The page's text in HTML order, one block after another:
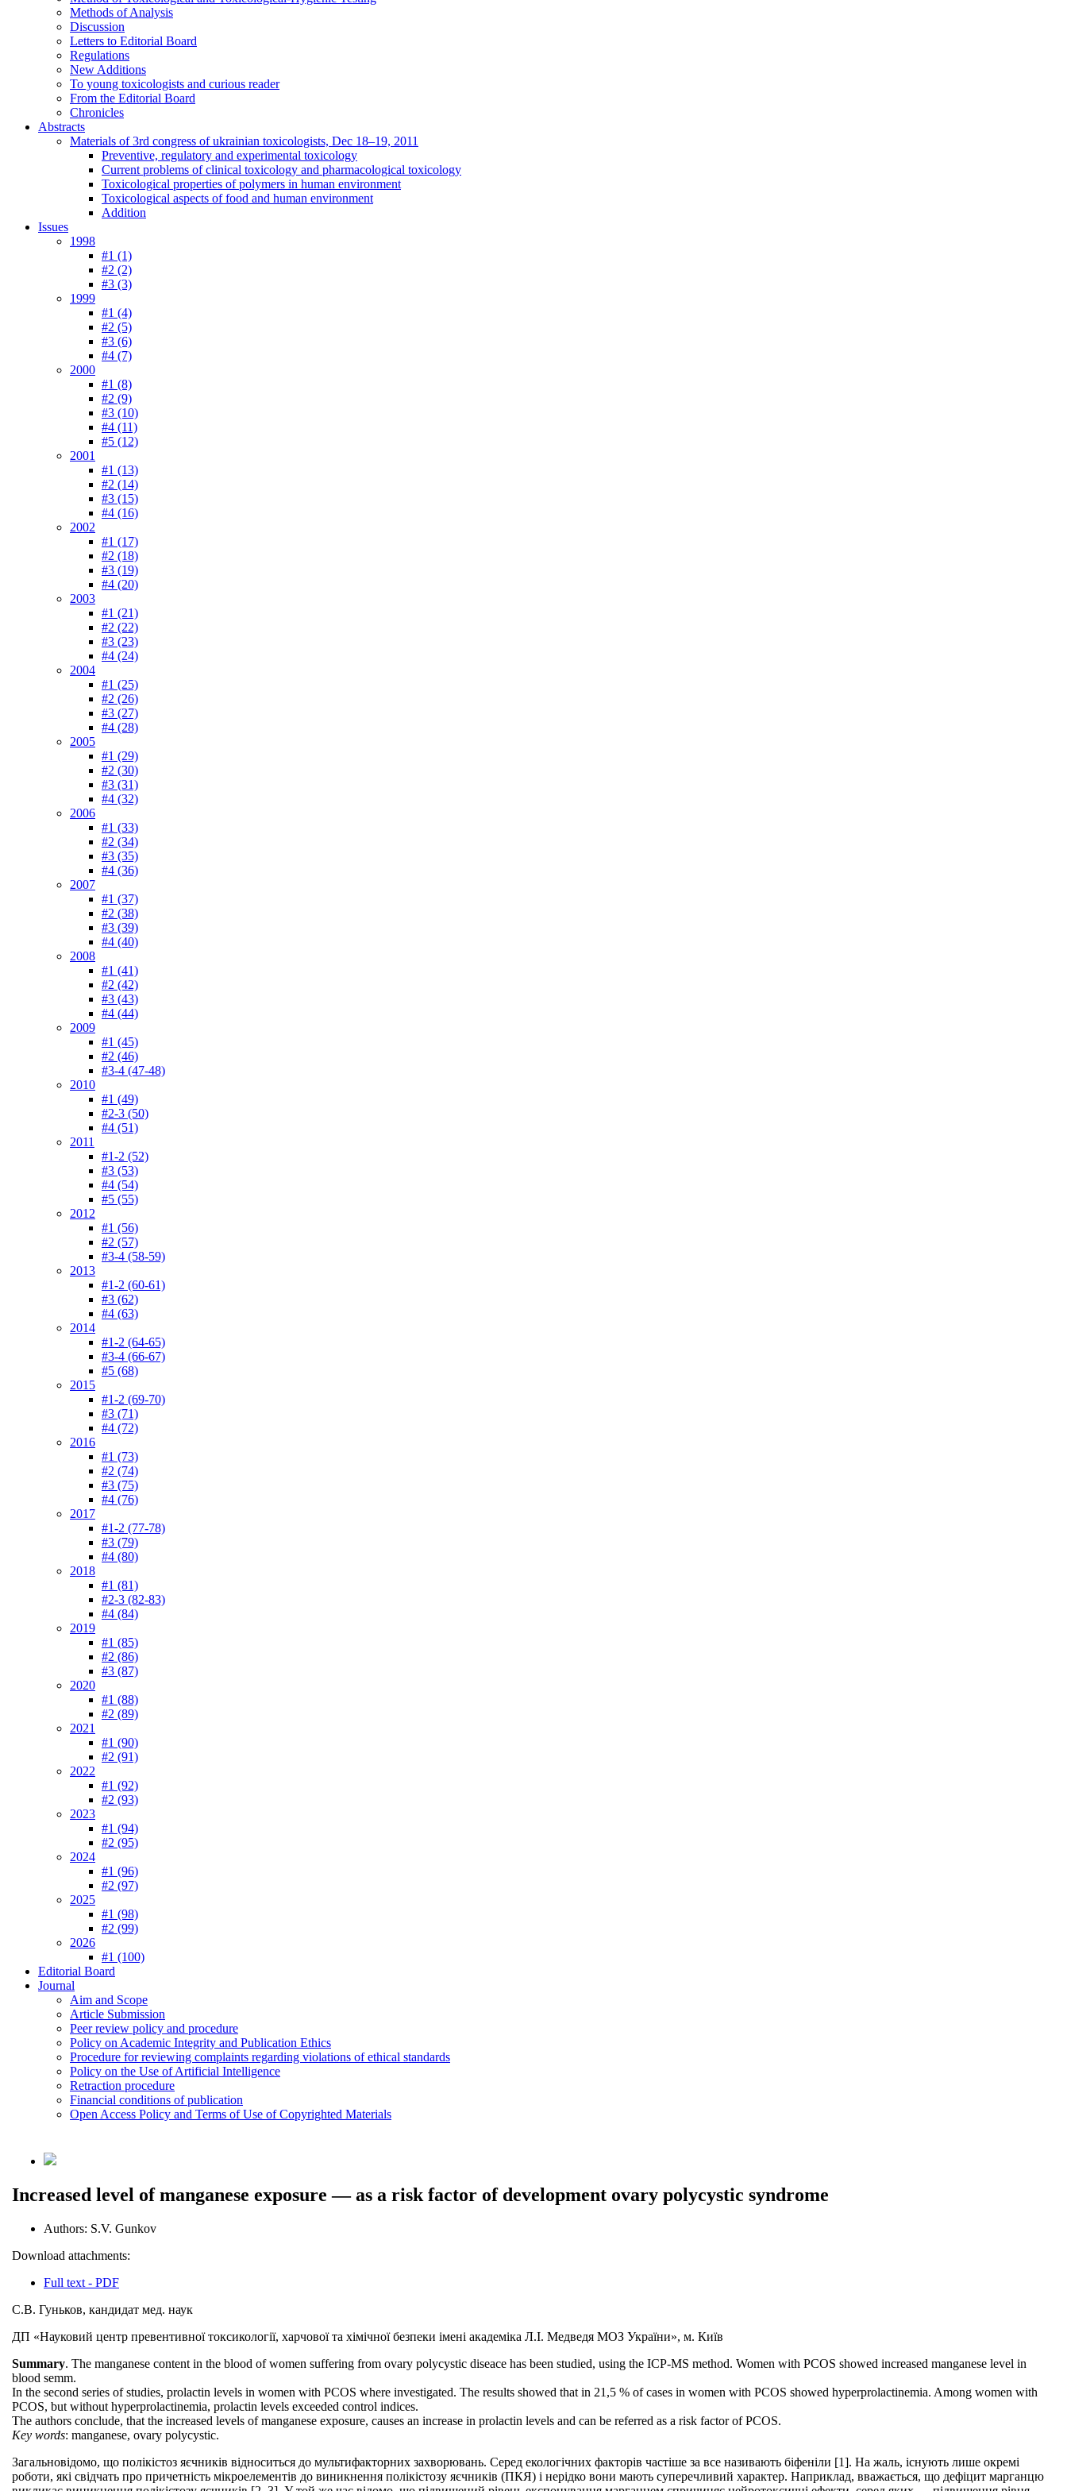
Methods of Analysis
Discussion
Letters to Editorial Board
Regulations
New Additions
To young toxicologists and curious reader
From the Editorial Board
Chronicles
Abstracts
Materials of 3rd congress of ukrainian toxicologists, Dec 18–19, 2011
Preventive, regulatory and experimental toxicology
Current problems of clinical toxicology and pharmacological toxicology
Toxicological properties of polymers in human environment
Toxicological aspects of food and human environment
Addition
Issues
1998
#1 (1)
#2 (2)
#3 (3)
1999
#1 (4)
#2 (5)
#3 (6)
#4 (7)
2000
#1 (8)
#2 (9)
#3 (10)
#4 (11)
#5 (12)
2001
#1 (13)
#2 (14)
#3 (15)
#4 (16)
2002
#1 (17)
#2 (18)
#3 (19)
#4 (20)
2003
#1 (21)
#2 (22)
#3 (23)
#4 (24)
2004
#1 (25)
#2 (26)
#3 (27)
#4 (28)
2005
#1 (29)
#2 (30)
#3 (31)
#4 (32)
2006
#1 (33)
#2 (34)
#3 (35)
#4 (36)
2007
#1 (37)
#2 (38)
#3 (39)
#4 (40)
2008
#1 (41)
#2 (42)
#3 (43)
#4 (44)
2009
#1 (45)
#2 (46)
#3-4 (47-48)
2010
#1 (49)
#2-3 (50)
#4 (51)
2011
#1-2 (52)
#3 (53)
#4 (54)
#5 (55)
2012
#1 (56)
#2 (57)
#3-4 (58-59)
2013
#1-2 (60-61)
#3 (62)
#4 (63)
2014
#1-2 (64-65)
#3-4 (66-67)
#5 (68)
2015
#1-2 (69-70)
#3 (71)
#4 (72)
2016
#1 (73)
#2 (74)
#3 (75)
#4 (76)
2017
#1-2 (77-78)
#3 (79)
#4 (80)
2018
#1 (81)
#2-3 (82-83)
#4 (84)
2019
#1 (85)
#2 (86)
#3 (87)
2020
#1 (88)
#2 (89)
2021
#1 (90)
#2 (91)
2022
#1 (92)
#2 (93)
2023
#1 (94)
#2 (95)
2024
#1 (96)
#2 (97)
2025
#1 (98)
#2 (99)
2026
#1 (100)
Editorial Board
Journal
Aim and Scope
Article Submission
Peer review policy and procedure
Policy on Academic Integrity and Publication Ethics
Procedure for reviewing complaints regarding violations of ethical standards
Policy on the Use of Artificial Intelligence
Retraction procedure
Financial conditions of publication
Open Access Policy and Terms of Use of Copyrighted Materials
Increased level of manganese exposure — as a risk factor of development ovary polycystic syndrome
Authors: S.V. Gunkov
Download attachments:
Full text - PDF
С.В. Гуньков, кандидат мед. наук
ДП «Науковий центр превентивної токсикології, харчової та хімічної безпеки імені академіка Л.І. Медведя МОЗ України», м. Київ
Summary. The manganese content in the blood of women suffering from ovary polycystic diseace has been studied, using the ICP-MS method. Women with PCOS showed increased manganese level in
blood semm.
In the second series of studies, prolactin levels in women with PCOS where investigated. The results showed that in 21,5 % of cases in women with PCOS showed hyperprolactinemia. Among women with
PCOS, but without hyperprolactinemia, prolactin levels exceeded control indices.
The authors conclude, that the increased levels of manganese exposure, causes an increase in prolactin levels and can be referred as a risk factor of PCOS.
Key words: manganese, ovary polycystic.
Загальновідомо, що полікістоз яєчників відноситься до мультифакторних захворювань. Серед екологічних факторів частіше за все називають біфеніли [1]. На жаль, існують лише окремі
роботи, які свідчать про причетність мікроелементів до виникнення полікістозу яєчників (ПКЯ) і нерідко вони мають суперечливий характер. Наприклад, вважається, що дефіцит марганцю